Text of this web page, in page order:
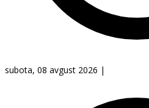
subota, 08 avgust 2026 |